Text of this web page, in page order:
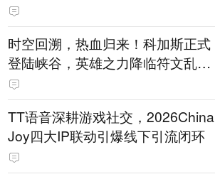
时空回溯，热血归来！科加斯正式
登陆峡谷，英雄之力降临符文乱
斗！
TT语音深耕游戏社交，2026China
Joy四大IP联动引爆线下引流闭环